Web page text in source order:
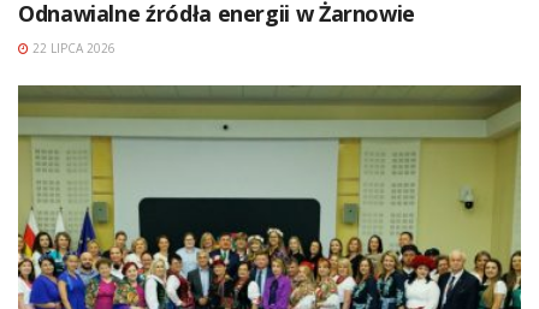
Odnawialne źródła energii w Żarnowie
22 LIPCA 2026